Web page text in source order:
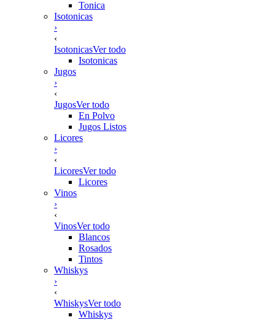
Tonica
Isotonicas
›
‹
IsotonicasVer todo
Isotonicas
Jugos
›
‹
JugosVer todo
En Polvo
Jugos Listos
Licores
›
‹
LicoresVer todo
Licores
Vinos
›
‹
VinosVer todo
Blancos
Rosados
Tintos
Whiskys
›
‹
WhiskysVer todo
Whiskys